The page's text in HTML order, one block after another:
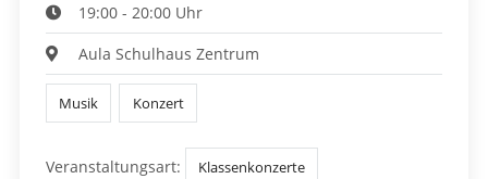
19:00 - 20:00 Uhr
Aula Schulhaus Zentrum
Musik Konzert
Veranstaltungsart: Klassenkonzerte